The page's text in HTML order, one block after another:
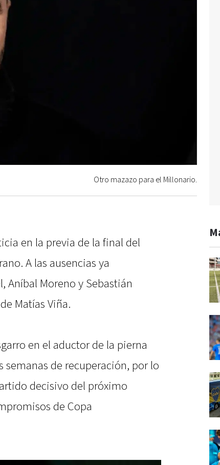
Otro mazazo para el Millonario.
en la previa de la final del
A las ausencias ya
Aníbal Moreno y Sebastián
Matías Viña.
en el aductor de la pierna
semanas de recuperación, por lo
decisivo del próximo
de Copa